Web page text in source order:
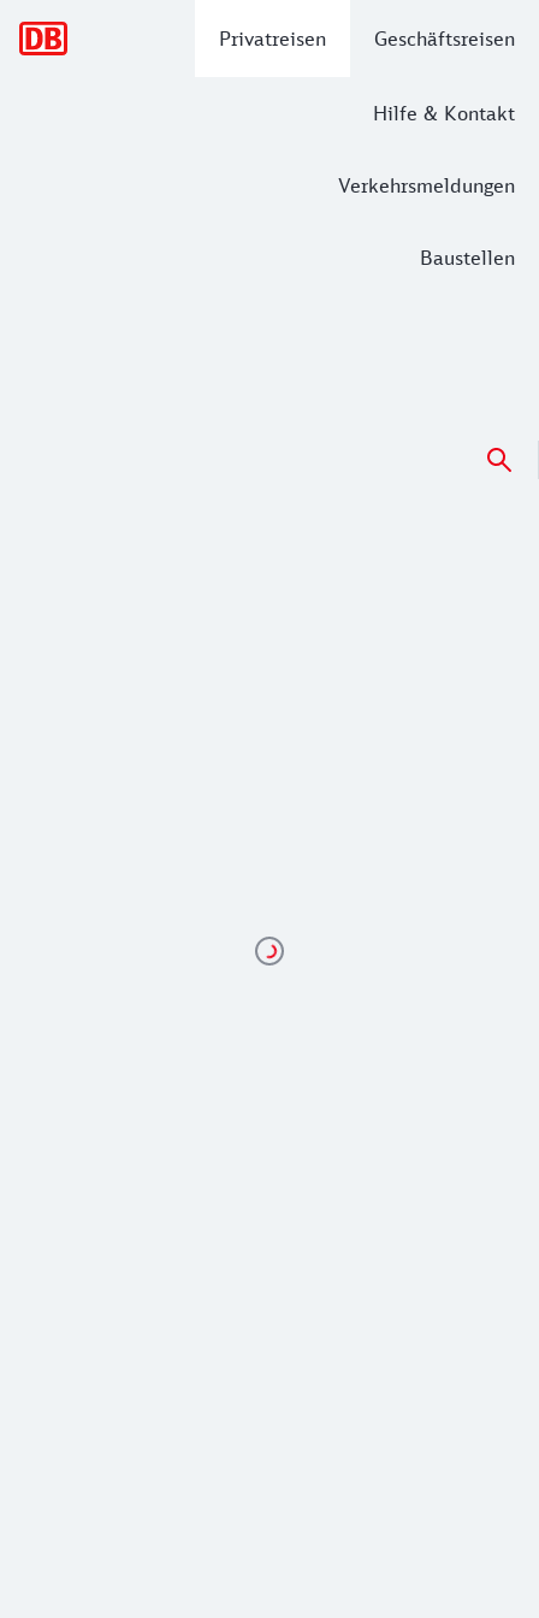
Privatreisen Geschäftsreisen
Hilfe & Kontakt
Verkehrsmeldungen
Baustellen